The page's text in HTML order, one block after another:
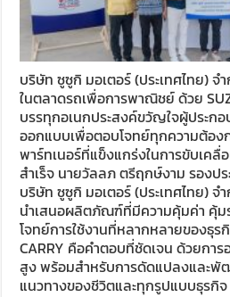
บริษัท ซูซูกิ มอเตอร์ (ประเทศไทย) จ
ในตลาดรถเพื่อการพาณิชย์ ด้วย
บรรทุกอเนกประสงค์ขวัญใจผู้ประก
ออกแบบเพื่อตอบโจทย์ทุกความต้อง
พาร์ทเนอร์ที่แข็งแกร่งในการขับเค
สำเร็จ นายวัลลภ ตรีฤกษ์งาม รองป
บริษัท ซูซูกิ มอเตอร์ (ประเทศไทย) จ
นำเสนอผลิตภัณฑ์ที่มีความคุ้มค่า คุ้ม
โจทย์การใช้งานที่หลากหลายของธุร
CARRY คือคำตอบที่ชัดเจน ด้วยกา
สูง พร้อมสำหรับการดัดแปลงและพั
แนวทางของชีวิตและทุกรูปแบบธุรกิ